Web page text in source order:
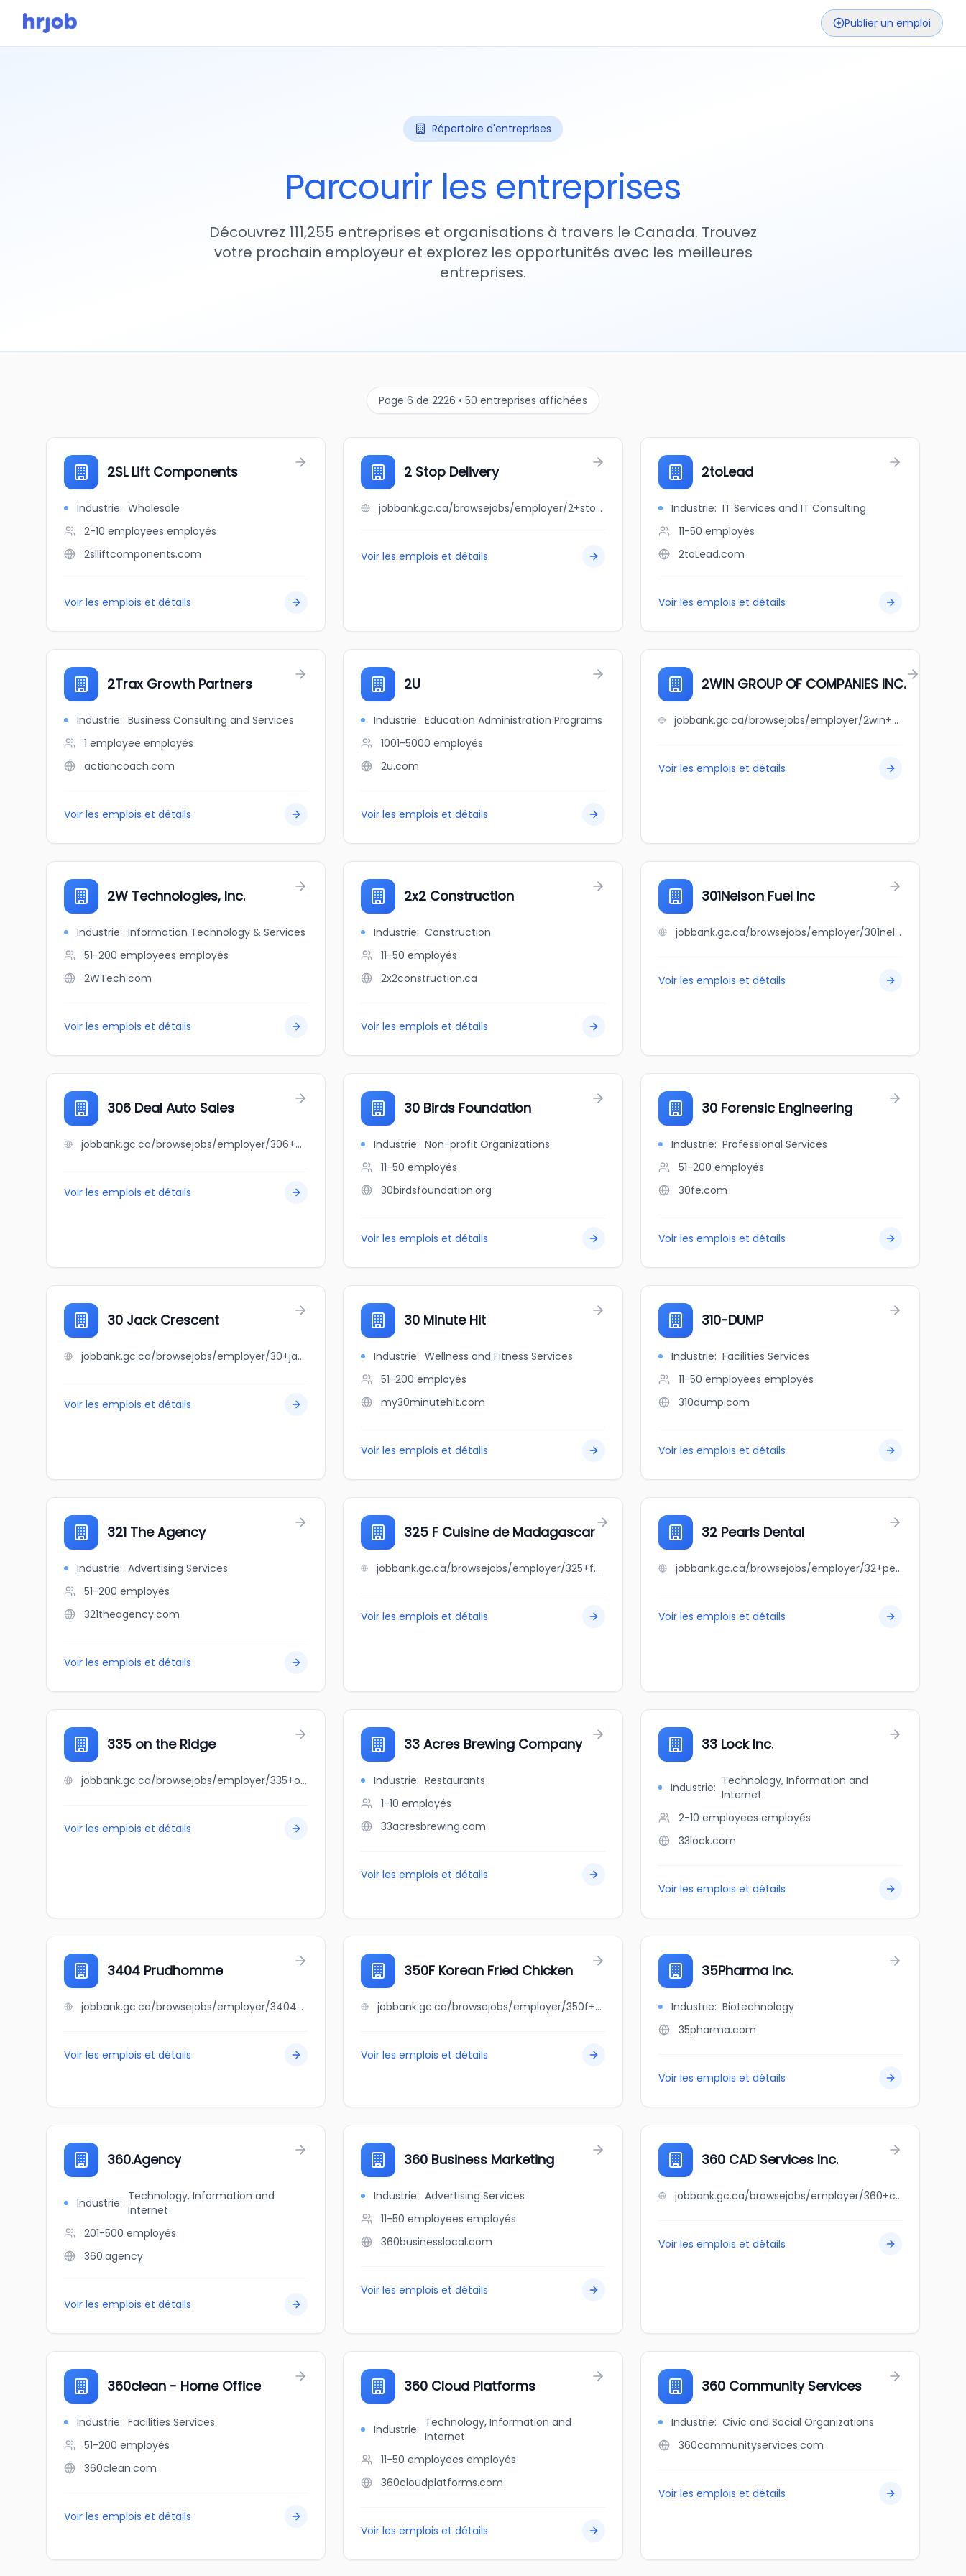
Publier un emploi
Répertoire d'entreprises
Parcourir les entreprises
Découvrez 111,255 entreprises et organisations à travers le Canada. Trouvez
votre prochain employeur et explorez les opportunités avec les meilleures
entreprises.
Page 6 de 2226 • 50 entreprises affichées
2SL Lift Components
Industrie: Wholesale
2-10 employees employés
2slliftcomponents.com
Voir les emplois et détails
2 Stop Delivery
jobbank.gc.ca/browsejobs/employer/2+stop+delivery/ca
Voir les emplois et détails
2toLead
Industrie: IT Services and IT Consulting
11-50 employés
2toLead.com
Voir les emplois et détails
2Trax Growth Partners
Industrie: Business Consulting and Services
1 employee employés
actioncoach.com
Voir les emplois et détails
2U
Industrie: Education Administration Programs
1001-5000 employés
2u.com
Voir les emplois et détails
2WIN GROUP OF COMPANIES INC.
jobbank.gc.ca/browsejobs/employer/2win+group+of+companies+inc./ca
Voir les emplois et détails
2W Technologies, Inc.
Industrie: Information Technology & Services
51-200 employees employés
2WTech.com
Voir les emplois et détails
2x2 Construction
Industrie: Construction
11-50 employés
2x2construction.ca
Voir les emplois et détails
301Nelson Fuel Inc
jobbank.gc.ca/browsejobs/employer/301nelson+fuel+inc/ca
Voir les emplois et détails
306 Deal Auto Sales
jobbank.gc.ca/browsejobs/employer/306+deal+auto+sales/ca
Voir les emplois et détails
30 Birds Foundation
Industrie: Non-profit Organizations
11-50 employés
30birdsfoundation.org
Voir les emplois et détails
30 Forensic Engineering
Industrie: Professional Services
51-200 employés
30fe.com
Voir les emplois et détails
30 Jack Crescent
jobbank.gc.ca/browsejobs/employer/30+jack+crescent/ca
Voir les emplois et détails
30 Minute Hit
Industrie: Wellness and Fitness Services
51-200 employés
my30minutehit.com
Voir les emplois et détails
310-DUMP
Industrie: Facilities Services
11-50 employees employés
310dump.com
Voir les emplois et détails
321 The Agency
Industrie: Advertising Services
51-200 employés
321theagency.com
Voir les emplois et détails
325 F Cuisine de Madagascar
jobbank.gc.ca/browsejobs/employer/325+f+cuisine+de+madagascar/ca
Voir les emplois et détails
32 Pearls Dental
jobbank.gc.ca/browsejobs/employer/32+pearls+dental/ca
Voir les emplois et détails
335 on the Ridge
jobbank.gc.ca/browsejobs/employer/335+on+the+ridge/ca
Voir les emplois et détails
33 Acres Brewing Company
Industrie: Restaurants
1-10 employés
33acresbrewing.com
Voir les emplois et détails
33 Lock Inc.
Industrie: Technology, Information and
Internet
2-10 employees employés
33lock.com
Voir les emplois et détails
3404 Prudhomme
jobbank.gc.ca/browsejobs/employer/3404+prudhomme/ca
Voir les emplois et détails
350F Korean Fried Chicken
jobbank.gc.ca/browsejobs/employer/350f+korean+fried+chicken/ca
Voir les emplois et détails
35Pharma Inc.
Industrie: Biotechnology
35pharma.com
Voir les emplois et détails
360.Agency
Industrie: Technology, Information and
Internet
201-500 employés
360.agency
Voir les emplois et détails
360 Business Marketing
Industrie: Advertising Services
11-50 employees employés
360businesslocal.com
Voir les emplois et détails
360 CAD Services Inc.
jobbank.gc.ca/browsejobs/employer/360+cad+services+inc./ca
Voir les emplois et détails
360clean - Home Office
Industrie: Facilities Services
51-200 employés
360clean.com
Voir les emplois et détails
360 Cloud Platforms
Industrie: Technology, Information and
Internet
11-50 employees employés
360cloudplatforms.com
Voir les emplois et détails
360 Community Services
Industrie: Civic and Social Organizations
360communityservices.com
Voir les emplois et détails